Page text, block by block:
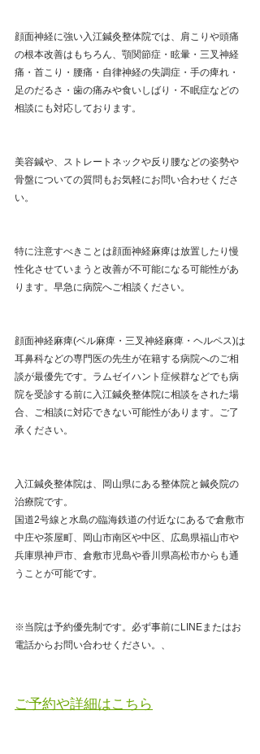
顔面神経に強い入江鍼灸整体院では、肩こりや頭痛
の根本改善はもちろん、顎関節症・眩暈・三叉神経
痛・首こり・腰痛・自律神経の失調症・手の痺れ・
足のだるさ・歯の痛みや食いしばり・不眠症などの
相談にも対応しております。
美容鍼や、ストレートネックや反り腰などの姿勢や
骨盤についての質問もお気軽にお問い合わせくださ
い。
特に注意すべきことは顔面神経麻痺は放置したり慢
性化させていまうと改善が不可能になる可能性があ
ります。早急に病院へご相談ください。
顔面神経麻痺(ベル麻痺・三叉神経麻痺・ヘルペス)は
耳鼻科などの専門医の先生が在籍する病院へのご相
談が最優先です。ラムゼイハント症候群などでも病
院を受診する前に入江鍼灸整体院に相談をされた場
合、ご相談に対応できない可能性があります。ご了
承ください。
入江鍼灸整体院は、岡山県にある整体院と鍼灸院の
治療院です。
国道2号線と水島の臨海鉄道の付近なにあるで倉敷市
中庄や茶屋町、岡山市南区や中区、広島県福山市や
兵庫県神戸市、倉敷市児島や香川県高松市からも通
うことが可能です。
※当院は予約優先制です。必ず事前にLINEまたはお
電話からお問い合わせください。、
ご予約や詳細はこちら